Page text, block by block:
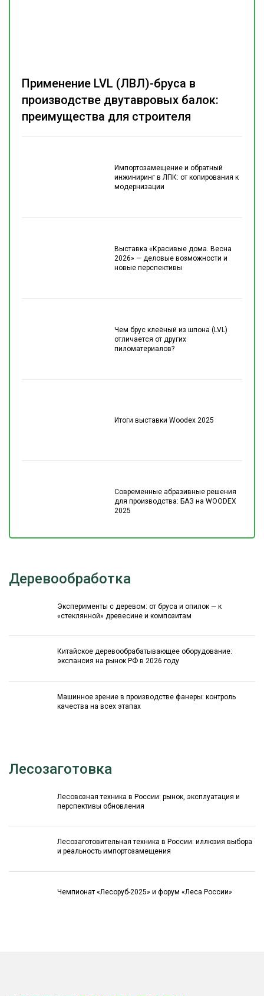
Импортозамещение и обратный
инжиниринг в ЛПК: от копирования к
модернизации
Выставка «Красивые дома. Весна
2026» — деловые возможности и
новые перспективы
Чем брус клеёный из шпона (LVL)
отличается от других
пиломатериалов?
Итоги выставки Woodex 2025
Современные абразивные решения
для производства: БАЗ на WOODEX
2025
Применение LVL (ЛВЛ)-бруса в
производстве двутавровых балок:
преимущества для строителя
Деревообработка
Эксперименты с деревом: от бруса и опилок — к
«стеклянной» древесине и композитам
Китайское деревообрабатывающее оборудование:
экспансия на рынок РФ в 2026 году
Машинное зрение в производстве фанеры: контроль
качества на всех этапах
Лесозаготовка
Лесовозная техника в России: рынок, эксплуатация и
перспективы обновления
Лесозаготовительная техника в России: иллюзия выбора
и реальность импортозамещения
Чемпионат «Лесоруб-2025» и форум «Леса России»